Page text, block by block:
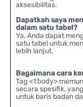
aksesibilitas.
Dapatkah saya
dalam satu tabel?
Ya, Anda dapat
satu tabel untuk
lebih lanjut.
Bagaimana cara
Tag<tbody>
secara spesifik,
untuk baris badan